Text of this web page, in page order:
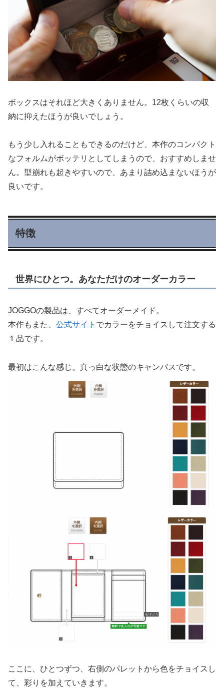
ボックスはそれほど大きくありません。12枚くらいの収
納に抑えたほうが良いでしょう。
もう少し入れることもできるのだけど、本作のコンパクト
なフォルムがボッテリとしてしまうので、おすすめしませ
ん。型崩れも起きやすいので、あまり詰め込まないほうが
良いです。
特徴
世界にひとつ。あなただけのオーダーカラー
JOGGOの製品は、すべてオーダーメイド。
本作もまた、 公式サイト でカラーをチョイスして注文する
１品です。
最初はこんな感じ。真っ白な状態のキャンバスです。
ここに、ひとつずつ、右側のパレットから色をチョイスし
て、彩りを加えていきます。